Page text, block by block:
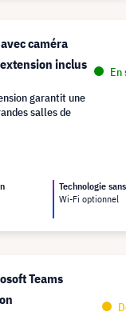
caméra
inclus
En
garantit une
salles de
Technologie
Wi-Fi optionnel
Teams